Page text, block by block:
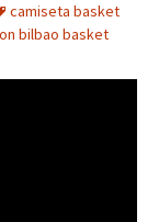
camiseta basket
bilbao basket